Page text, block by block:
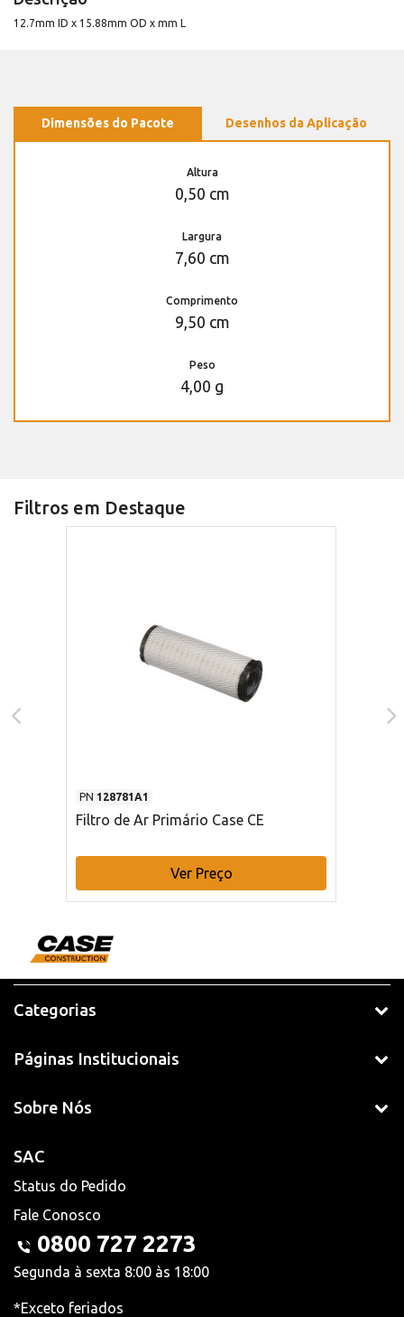
12.7mm ID x 15.88mm OD x mm L
Dimensões do Pacote Desenhos da Aplicação
Altura
0,50 cm
Largura
7,60 cm
Comprimento
9,50 cm
Peso
4,00 g
Filtros em Destaque
PN 128781A1
Filtro de Ar Primário Case CE
Ver Preço
Categorias
Páginas Institucionais
Sobre Nós
SAC
Status do Pedido
Fale Conosco
0800 727 2273
Segunda à sexta 8:00 às 18:00
*Exceto feriados